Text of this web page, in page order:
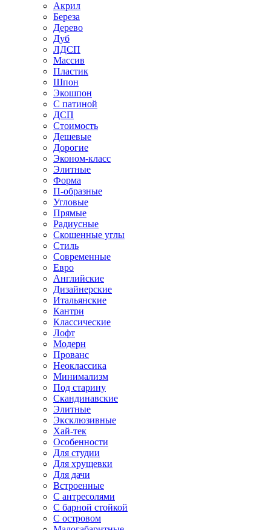
Акрил
Береза
Дерево
Дуб
ЛДСП
Массив
Пластик
Шпон
Экошпон
С патиной
ДСП
Стоимость
Дешевые
Дорогие
Эконом-класс
Элитные
Форма
П-образные
Угловые
Прямые
Радиусные
Скошенные углы
Стиль
Современные
Евро
Английские
Дизайнерские
Итальянские
Кантри
Классические
Лофт
Модерн
Прованс
Неоклассика
Минимализм
Под старину
Скандинавские
Элитные
Эксклюзивные
Хай-тек
Особенности
Для студии
Для хрущевки
Для дачи
Встроенные
С антресолями
С барной стойкой
С островом